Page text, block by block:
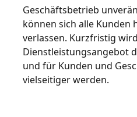
Geschäftsbetrieb
können sich alle
verlassen. Kurzfristig
Dienstleistungsangebot
und für Kunden und
vielseitiger werden.